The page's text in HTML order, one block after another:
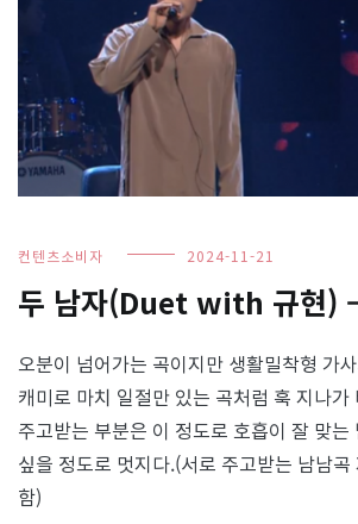
컨텐츠소비자 2024-11-21
두 남자(Duet with 규현)
오분이 넘어가는 곡이지만 생활밀착형 가
캐미로 마치 일절만 있는 곡처럼 훅 지나가
주고받는 부분은 이 정도로 호흡이 잘 맞
싶을 정도로 멋지다.(서로 주고받는 남남곡
함)